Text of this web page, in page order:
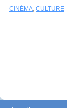
CINÉMA, CULTURE